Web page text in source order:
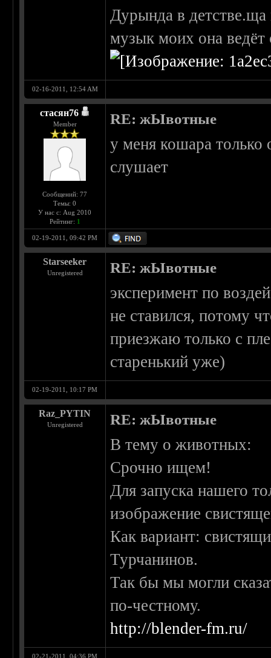
Дурында в детстве.ща
музык моих она ведёт
02-16-2011, 12:54 AM
стасян76
Member
Сообщений: 77
Темы: 0
У нас с: Aug 2010
Рейтинг: 1
RE: жЫвотные
у меня кошара только
слушает
02-19-2011, 09:42 PM
Starseeker
Unregistered RE: жЫвотные
эксперимент по
не ставился, потому
приезжаю только с
старенький уже)
02-19-2011, 10:17 PM
Raz_PYTIN
Unregistered RE: жЫвотные
В тему о животных:
Срочно ищем!
Для запуска нашего
изображение
Как вариант:
Турчанинов.
Так бы мы могли
по-честному.
http://blender-fm.ru/
02-21-2011, 04:36 PM